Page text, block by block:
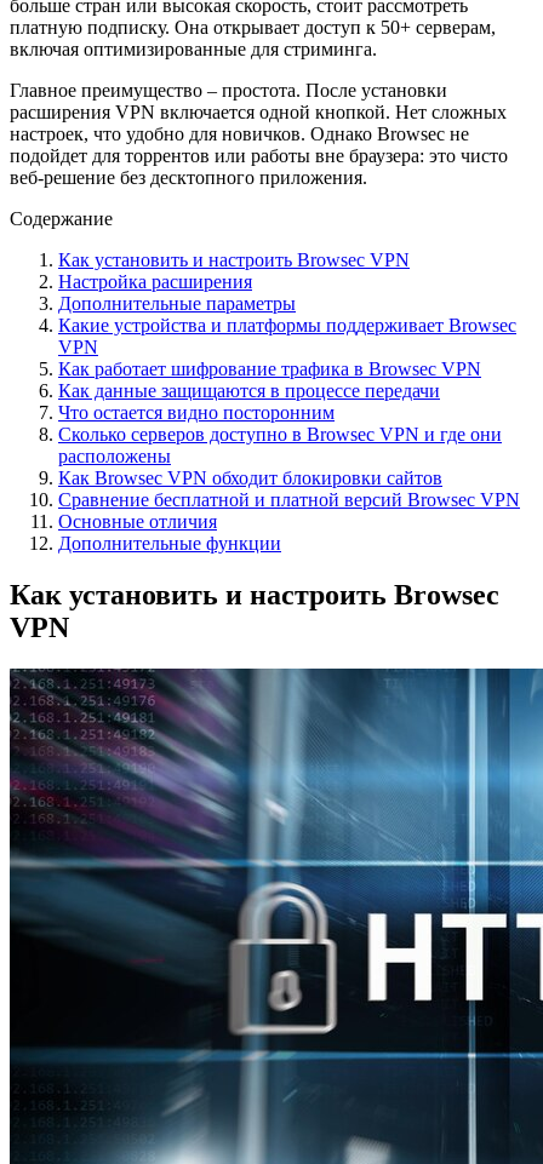
больше стран или высокая скорость, стоит рассмотреть
платную подписку. Она открывает доступ к 50+ серверам,
включая оптимизированные для стриминга.
Главное преимущество – простота. После установки
расширения VPN включается одной кнопкой. Нет сложных
настроек, что удобно для новичков. Однако Browsec не
подойдет для торрентов или работы вне браузера: это чисто
веб-решение без десктопного приложения.
Содержание
Как установить и настроить Browsec VPN
Настройка расширения
Дополнительные параметры
Какие устройства и платформы поддерживает Browsec
VPN
Как работает шифрование трафика в Browsec VPN
Как данные защищаются в процессе передачи
Что остается видно посторонним
Сколько серверов доступно в Browsec VPN и где они
расположены
Как Browsec VPN обходит блокировки сайтов
Сравнение бесплатной и платной версий Browsec VPN
Основные отличия
Дополнительные функции
Как установить и настроить Browsec
VPN